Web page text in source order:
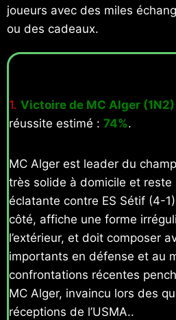
joueurs avec des miles
ou des cadeaux.
1. Victoire de MC Alger (1N2)
réussite estimé : 74%.
MC Alger est leader du
très solide à domicile et reste
éclatante contre ES Sétif (4-
côté, affiche une forme
l’extérieur, et doit composer
importants en défense et au
confrontations récentes
MC Alger, invaincu lors des
réceptions de l’USMA..